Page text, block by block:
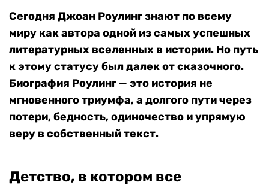
Сегодня Джоан Роулинг знают по всему
миру как автора одной из самых успешных
литературных вселенных в истории. Но путь
к этому статусу был далек от сказочного.
Биография Роулинг — это история не
мгновенного триумфа, а долгого пути через
потери, бедность, одиночество и упрямую
веру в собственный текст.
Детство, в котором все